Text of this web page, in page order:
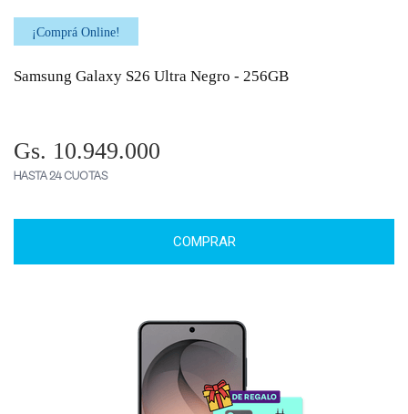
¡Comprá Online!
Samsung Galaxy S26 Ultra Negro - 256GB
Gs. 10.949.000
HASTA 24 CUOTAS
COMPRAR